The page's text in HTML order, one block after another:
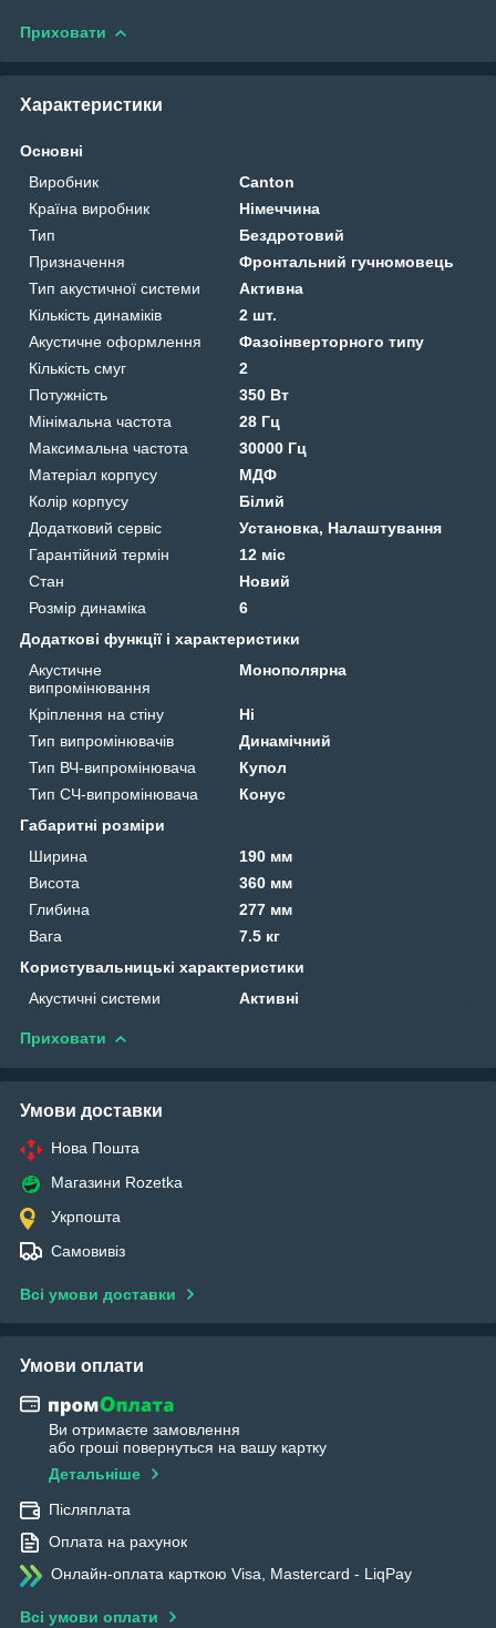
Приховати
Характеристики
Основні
Виробник
Canton
Країна виробник
Німеччина
Тип
Бездротовий
Призначення
Фронтальний гучномовець
Тип акустичної системи
Активна
Кількість динаміків
2 шт.
Акустичне оформлення
Фазоінверторного типу
Кількість смуг
2
Потужність
350 Вт
Мінімальна частота
28 Гц
Максимальна частота
30000 Гц
Матеріал корпусу
МДФ
Колір корпусу
Білий
Додатковий сервіс
Установка, Налаштування
Гарантійний термін
12 міс
Стан
Новий
Розмір динаміка
6
Додаткові функції і характеристики
Акустичне
випромінювання
Монополярна
Кріплення на стіну
Ні
Тип випромінювачів
Динамічний
Тип ВЧ-випромінювача
Купол
Тип СЧ-випромінювача
Конус
Габаритні розміри
Ширина
190 мм
Висота
360 мм
Глибина
277 мм
Вага
7.5 кг
Користувальницькі характеристики
Акустичні системи
Активні
Приховати
Умови доставки
Нова Пошта
Магазини Rozetka
Укрпошта
Самовивіз
Всі умови доставки
Умови оплати
Ви отримаєте замовлення
або гроші повернуться на вашу картку
Детальніше
Післяплата
Оплата на рахунок
Онлайн-оплата карткою Visa, Mastercard - LiqPay
Всі умови оплати